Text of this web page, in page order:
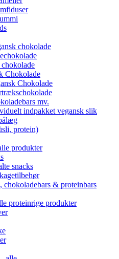
chokolade
Chokolade
Chokolade
mv.
indpakket vegansk slik
protein)
produkter
snacks
chokoladebars & proteinbars
proteinrige produkter